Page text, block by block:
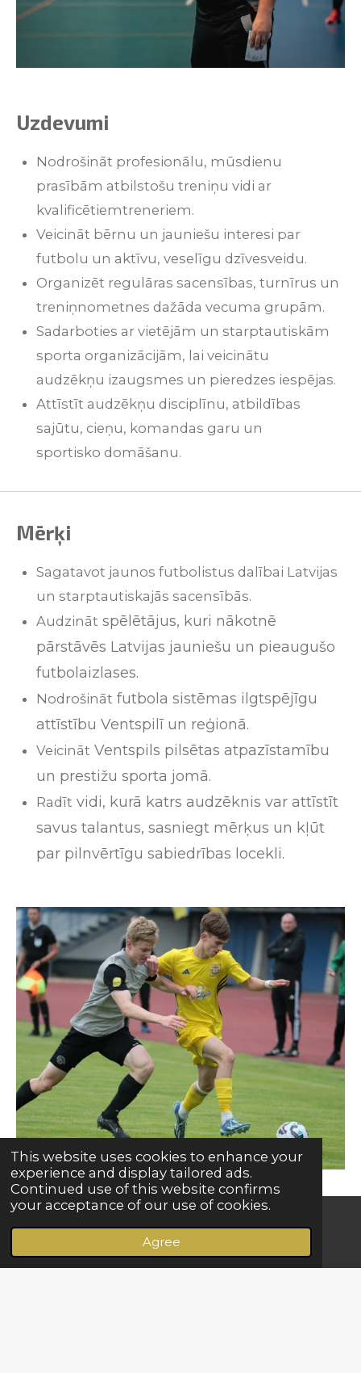
This website uses cookies to enhance your
experience and display tailored ads.
Continued use of this website confirms
your acceptance of our use of cookies.
Agree
Uzdevumi
Nodrošināt profesionālu, mūsdienu
prasībām atbilstošu treniņu vidi ar
kvalificētiemtreneriem.
Veicināt bērnu un jauniešu interesi par
futbolu un aktīvu, veselīgu dzīvesveidu.
Organizēt regulāras sacensības, turnīrus un
treniņnometnes dažāda vecuma grupām.
Sadarboties ar vietējām un starptautiskām
sporta organizācijām, lai veicinātu
audzēkņu izaugsmes un pieredzes iespējas.
Attīstīt audzēkņu disciplīnu, atbildības
sajūtu, cieņu, komandas garu un
sportisko domāšanu.
Mērķi
Sagatavot jaunos futbolistus dalībai Latvijas
un starptautiskajās sacensībās.
Audzināt spēlētājus, kuri nākotnē
pārstāvēs Latvijas jauniešu un pieaugušo
futbolaizlases.
Nodrošināt futbola sistēmas ilgtspējīgu
attīstību Ventspilīun reģionā.
Veicināt Ventspils pilsētas atpazīstamību
un prestižu sporta jomā.
Radīt vidi, kurā katrs audzēknis var attīstīt
savus talantus, sasniegt mērķus un kļūt
par pilnvērtīgu sabiedrības locekli.
F
a
I
n
Y
o
W
h
Phone